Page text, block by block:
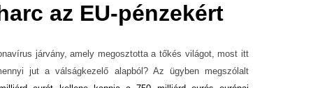
az EU-pénzekért
járvány, amely megosztotta a tőkés világot, most itt
jut a válságkezelő alapból? Az ügyben megszólalt